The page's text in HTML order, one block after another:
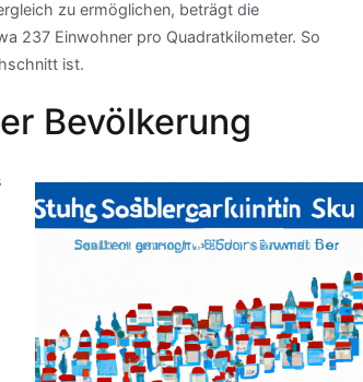
zu ermöglichen, beträgt die
237 Einwohner pro Quadratkilometer. So
ist.
Bevölkerung